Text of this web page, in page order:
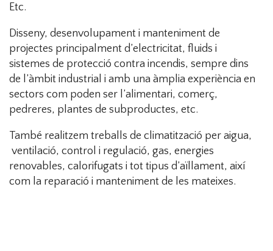
Etc.
Disseny, desenvolupament i manteniment de
projectes principalment d’electricitat, fluids i
sistemes de protecció contra incendis, sempre dins
de l’àmbit industrial i amb una àmplia experiència en
sectors com poden ser l’alimentari, comerç,
pedreres, plantes de subproductes, etc.
També realitzem treballs de climatització per aigua,
ventilació, control i regulació, gas, energies
renovables, calorifugats i tot tipus d’aïllament, així
com la reparació i manteniment de les mateixes.